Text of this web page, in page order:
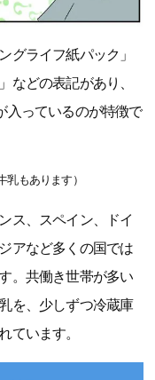
グライフ紙パック」
などの表記があり、
入っているのが特徴で
もあります）
ス、スペイン、ドイ
アなど多くの国では
。共働き世帯が多い
を、少しずつ冷蔵庫
ています。